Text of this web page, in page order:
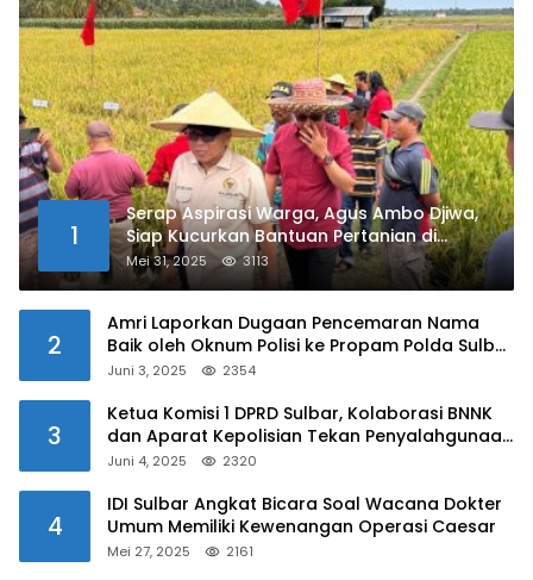
1
Serap Aspirasi Warga, Agus Ambo Djiwa,
Siap Kucurkan Bantuan Pertanian di
Kalukku
Mei 31, 2025 3113
2
Amri Laporkan Dugaan Pencemaran Nama
Baik oleh Oknum Polisi ke Propam Polda Sulbar
Juni 3, 2025 2354
3
Ketua Komisi 1 DPRD Sulbar, Kolaborasi BNNK
dan Aparat Kepolisian Tekan Penyalahgunaan
Juni 4, 2025 2320
4
IDI Sulbar Angkat Bicara Soal Wacana Dokter
Umum Memiliki Kewenangan Operasi Caesar
Mei 27, 2025 2161